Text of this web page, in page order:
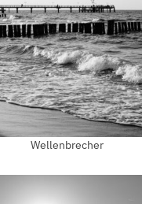
Wellenbrecher